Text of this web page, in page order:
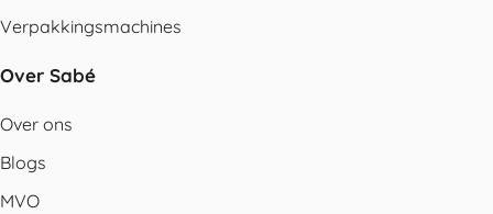
Verpakkingsmachines
Over Sabé
Over ons
Blogs
MVO